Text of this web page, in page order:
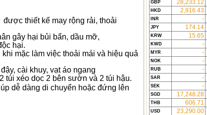
được thiết kế may rộng rải, thoải
gây hại bủi bẩn, dầu mỡ,
hại.
mặc làm việc thoải mái và hiệu quả
cài khuy, vạt áo ngang
túi xéo dọc 2 bên sườn và 2 túi hậu.
dễ dàng di chuyển hoặc đứng lên
GBP 28,233.12
HKD 2,916.43
INR -
JPY 174.14
KRW 15.65
KWD -
MYR -
NOK -
RUB -
SAR -
SEK -
SGD 17,248.28
THB 606.71
USD 23,290.00